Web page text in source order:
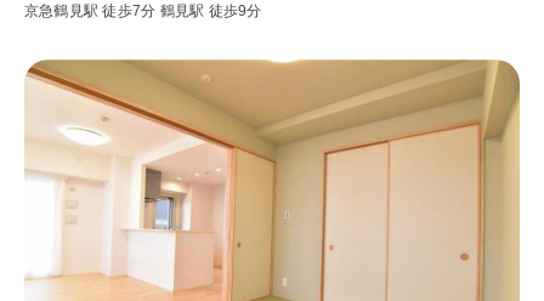
京急鶴見駅 徒歩7分 鶴見駅 徒歩9分